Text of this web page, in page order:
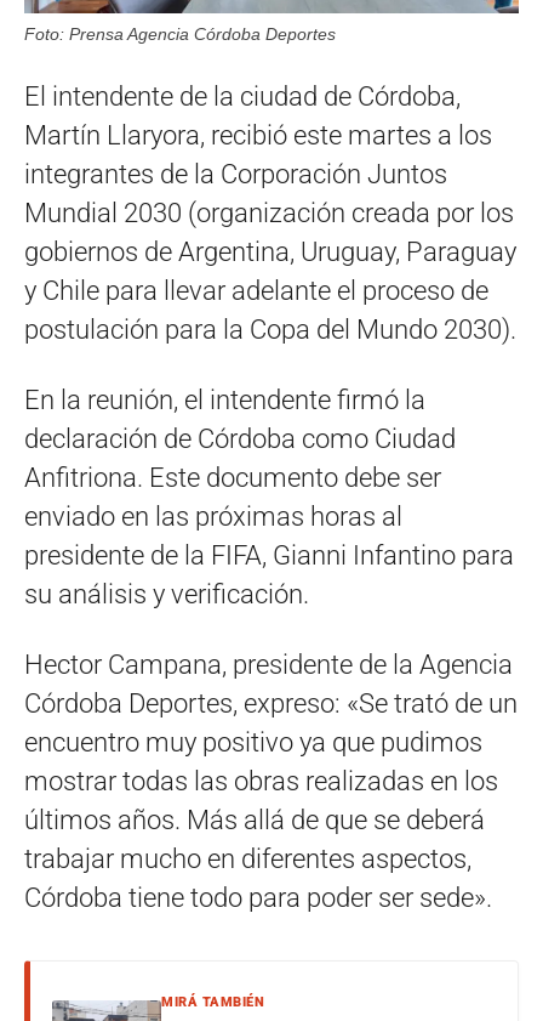
Foto: Prensa Agencia Córdoba Deportes
El intendente de la ciudad de Córdoba,
Martín Llaryora, recibió este martes a los
integrantes de la Corporación Juntos
Mundial 2030 (organización creada por los
gobiernos de Argentina, Uruguay, Paraguay
y Chile para llevar adelante el proceso de
postulación para la Copa del Mundo 2030).
En la reunión, el intendente firmó la
declaración de Córdoba como Ciudad
Anfitriona. Este documento debe ser
enviado en las próximas horas al
presidente de la FIFA, Gianni Infantino para
su análisis y verificación.
Hector Campana, presidente de la Agencia
Córdoba Deportes, expreso: «Se trató de un
encuentro muy positivo ya que pudimos
mostrar todas las obras realizadas en los
últimos años. Más allá de que se deberá
trabajar mucho en diferentes aspectos,
Córdoba tiene todo para poder ser sede».
MIRÁ TAMBIÉN